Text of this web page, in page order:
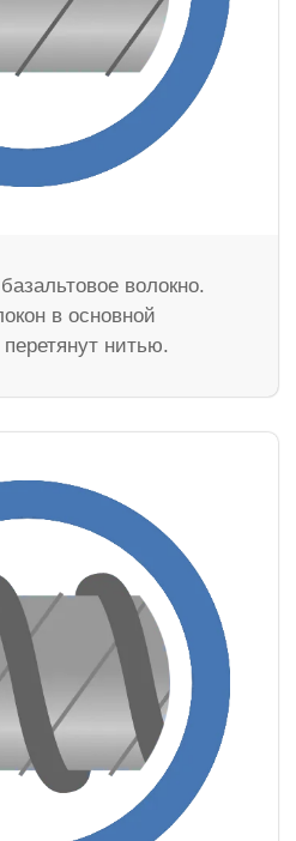
волокно.
в основной
нитью.